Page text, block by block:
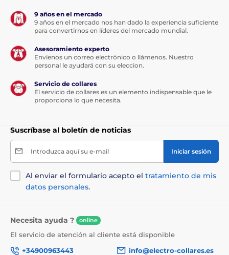
Humedad 78 %, proteína bruta 9,5 %, grasa bruta 6 %,
ceniza bruta 1,5 %, fibra bruta 0,5 %, calcio 0,3 %,
fósforo 0,25 %, sodio 0,25 %, ácidos grasos omega-3
0,15 %, ácidos grasos omega-6 1,1 %.
Vitamina A (3a672a) 800 UI, vitamina D3 (3a671) 200
zinc (3b606) 10 mg, manganeso (3b504) 2,4 mg, yodo
(3b201) 0,6 mg, cobre (3b406) 3,2 mg, hierro (3b106) 8
Energía metabolizable:
1 070 kcal/kg
9 años en el mercado
9 años en el mercado nos han dado la experiencia suficiente
para convertirnos en líderes del mercado mundial.
Asesoramiento experto
Envíenos un correo electrónico o llámenos. Nuestro
personal le ayudará con su eleccion.
Servicio de collares
El servicio de collares es un elemento indispensable que le
proporciona lo que necesita.
Suscríbase al boletín de noticias
Introduzca aquí su e-mail Iniciar sesión
Al enviar el formulario acepto el tratamiento de mis
datos personales.
Necesita ayuda ? online
El servicio de atención al cliente está disponible
+34900963443
info@electro-collares.es